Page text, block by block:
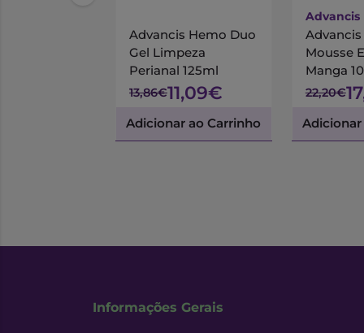
Advancis Hemo Duo
Gel Limpeza
Perianal 125ml
13,86€11,09€
Adicionar ao Carrinho
Advancis
Mousse
Manga
22,20€
Informações Gerais